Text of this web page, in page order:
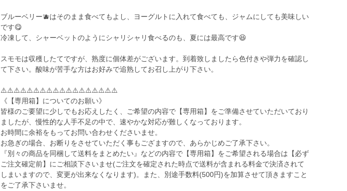
ブルーベリー🫐はそのまま食べてもよし、ヨーグルトに入れて食べても、ジャムにしても美味しい
です😋
冷凍して、シャーベットのようにシャリシャリ食べるのも、夏には最高です😆
スモモは収穫したてですが、熟度に個体差がございます。到着致しましたら色付きや弾力を確認し
て下さい。酸味が苦手な方はお好みで追熟してお召し上がり下さい。
⚠️⚠️⚠️⚠️⚠️⚠️⚠️⚠️⚠️⚠️⚠️⚠️⚠️⚠️⚠️⚠️⚠️⚠️
《【専用箱】についてのお願い》
皆様のご要望に少しでもお応えしたく、ご希望の内容で【専用箱】をご準備させていただいており
ましたが、慢性的な人手不足の中で、速やかな対応が難しくなっております。
お時間に余裕をもってお問い合わせくださいませ。
お急ぎの場合、お断りをさせていただく事もござますので、あらかじめご了承下さい。
『別々の商品を同梱して送料をまとめたい』などの内容で【専用箱】をご希望される場合は【必ず
ご注文確定前】にご相談下さいませ(ご注文を確定された時点で送料が含まれる料金で決済されて
しまいますので、変更が出来なくなります)。また、別途手数料(500円)を加算させて頂きますこと
をご了承下さいませ。